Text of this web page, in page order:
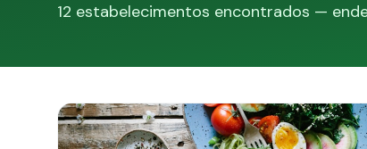
12 estabelecimentos encontrados —